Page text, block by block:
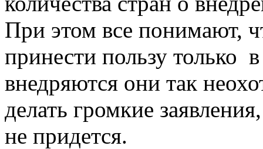
При этом все понимают,
принести пользу только
внедряются они так
делать громкие
не придется.